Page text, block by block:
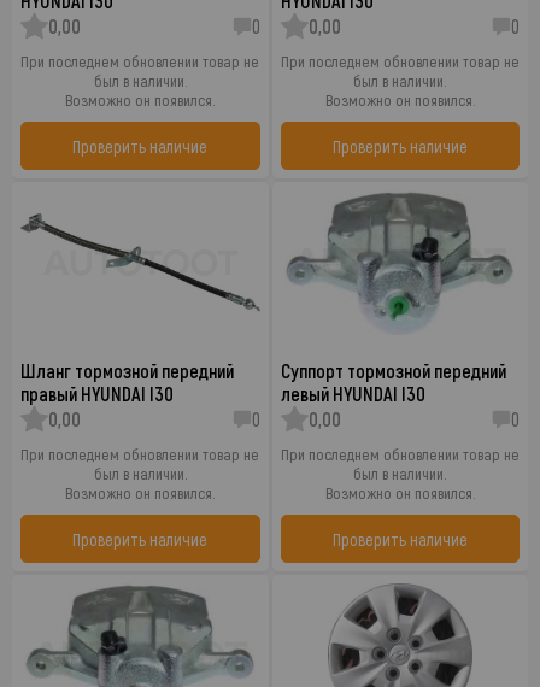
0,00
0
При последнем обновлении товар не
был в наличии.
Возможно он появился.
Проверить наличие
0,00
0
При последнем обновлении товар не
был в наличии.
Возможно он появился.
Проверить наличие
Шланг тормозной передний
правый HYUNDAI I30
0,00
0
При последнем обновлении товар не
был в наличии.
Возможно он появился.
Проверить наличие
Суппорт тормозной передний
левый HYUNDAI I30
0,00
0
При последнем обновлении товар не
был в наличии.
Возможно он появился.
Проверить наличие